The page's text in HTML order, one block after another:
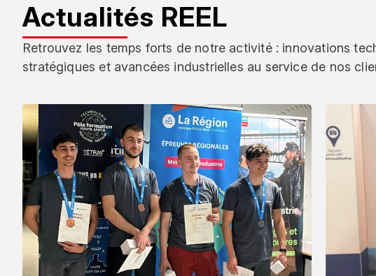
Actualités REEL
Retrouvez les temps forts de notre activité : innovations
stratégiques et avancées industrielles au service de nos